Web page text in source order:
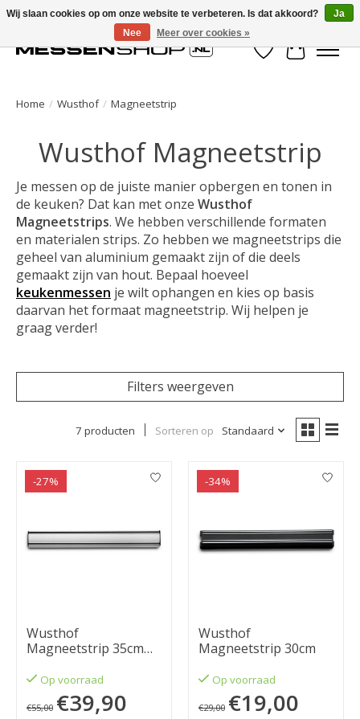
Verlanglijst
Home / Wusthof / Magneetstrip
Wusthof Magneetstrip
Je messen op de juiste manier opbergen en tonen in
de keuken? Dat kan met onze Wusthof
Magneetstrips. We hebben verschillende formaten
en materialen strips. Zo hebben we magneetstrips die
geheel van aluminium gemaakt zijn of die deels
gemaakt zijn van hout. Bepaal hoeveel
keukenmessen je wilt ophangen en kies op basis
daarvan het formaat magneetstrip. Wij helpen je
graag verder!
Filters weergeven
7 producten Sorteren op Standaard
-27%
Wusthof
Magneetstrip 35cm
Op voorraad
€55,00 €39,90
-34%
Wusthof
Magneetstrip 30cm
Op voorraad
€29,00 €19,00
Wij slaan cookies op om onze website te verbeteren. Is dat akkoord?
Ja
Nee
Meer over cookies »